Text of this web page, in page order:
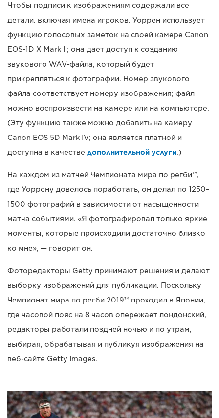
Чтобы подписи к изображениям содержали все
детали, включая имена игроков, Уоррен использует
функцию голосовых заметок на своей камере Canon
EOS-1D X Mark II; она дает доступ к созданию
звукового WAV-файла, который будет
прикрепляться к фотографии. Номер звукового
файла соответствует номеру изображения; файл
можно воспроизвести на камере или на компьютере.
(Эту функцию также можно добавить на камеру
Canon EOS 5D Mark IV; она является платной и
доступна в качестве дополнительной услуги.)
На каждом из матчей Чемпионата мира по регби™,
где Уоррену довелось поработать, он делал по 1250–
1500 фотографий в зависимости от насыщенности
матча событиями. «Я фотографировал только яркие
моменты, которые происходили достаточно близко
ко мне», — говорит он.
Фоторедакторы Getty принимают решения и делают
выборку изображений для публикации. Поскольку
Чемпионат мира по регби 2019™ проходил в Японии,
где часовой пояс на 8 часов опережает лондонский,
редакторы работали поздней ночью и по утрам,
выбирая, обрабатывая и публикуя изображения на
веб-сайте Getty Images.